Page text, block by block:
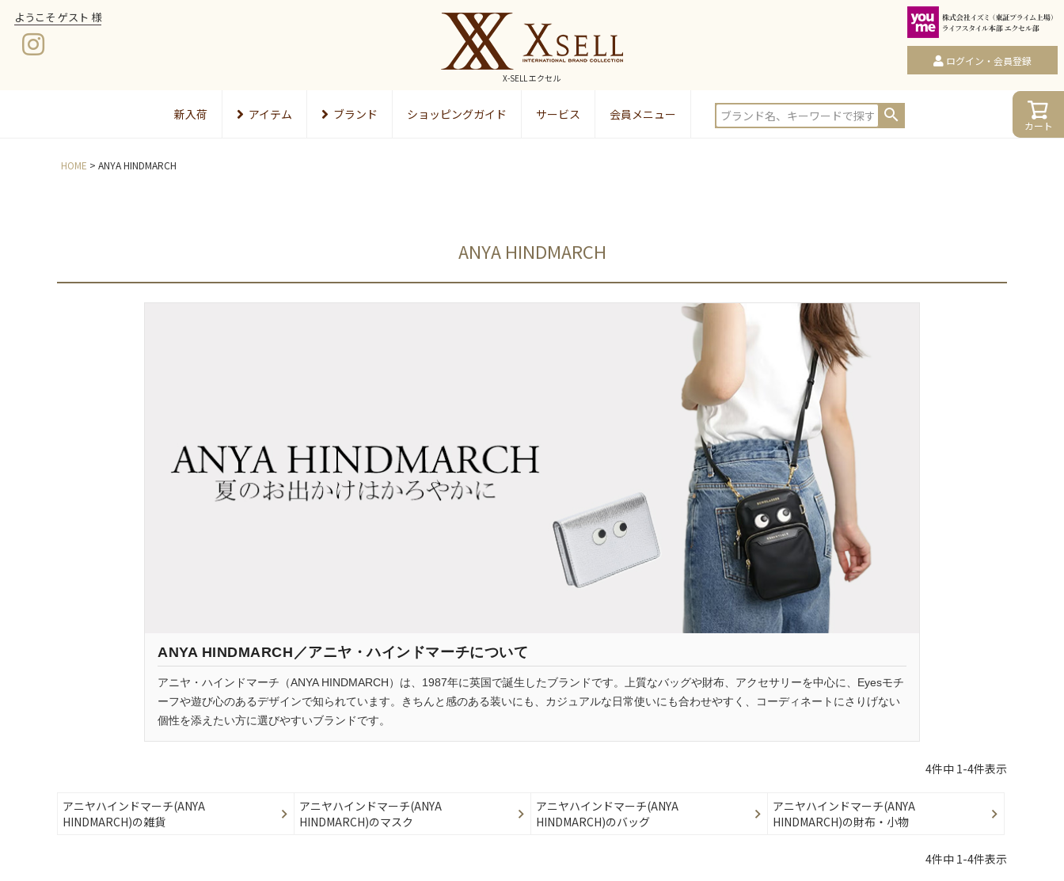
ようこそ ゲスト 様
X-SELL エクセル
ログイン・会員登録
新入荷 アイテム ブランド ショッピングガイド サービス 会員メニュー
検索
HOME ANYA HINDMARCH
ANYA HINDMARCH
ANYA HINDMARCH／アニヤ・ハインドマーチについて
アニヤ・ハインドマーチ（ANYA HINDMARCH）は、1987年に英国で誕生したブランドです。上質なバッグや財布、アクセサリーを中心に、Eyesモチ
ーフや遊び心のあるデザインで知られています。きちんと感のある装いにも、カジュアルな日常使いにも合わせやすく、コーディネートにさりげない
個性を添えたい方に選びやすいブランドです。
4件中 1-4件表示
アニヤハインドマーチ(ANYA
HINDMARCH)の雑貨
アニヤハインドマーチ(ANYA
HINDMARCH)のマスク
アニヤハインドマーチ(ANYA
HINDMARCH)のバッグ
アニヤハインドマーチ(ANYA
HINDMARCH)の財布・小物
4件中 1-4件表示
カート
カート